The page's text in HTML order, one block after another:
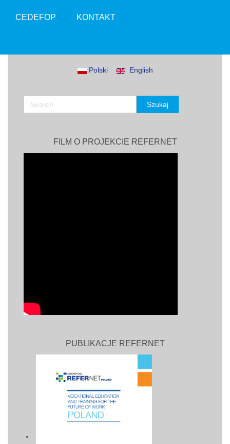
CEDEFOP KONTAKT
Polski English
FILM O PROJEKCIE REFERNET
PUBLIKACJE REFERNET